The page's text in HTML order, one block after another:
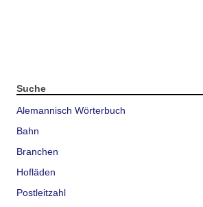
Suche
Alemannisch Wörterbuch
Bahn
Branchen
Hofläden
Postleitzahl